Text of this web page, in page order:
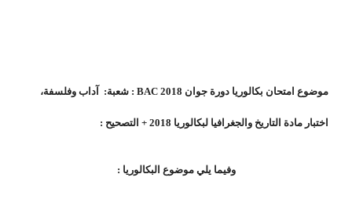
موضوع امتحان بكالوريا دورة جوان 2018 BAC : شعبة: آداب وفلسفة،
اختبار مادة التاريخ والجغرافيا لبكالوريا 2018 + التصحيح :
وفيما يلي موضوع البكالوريا :